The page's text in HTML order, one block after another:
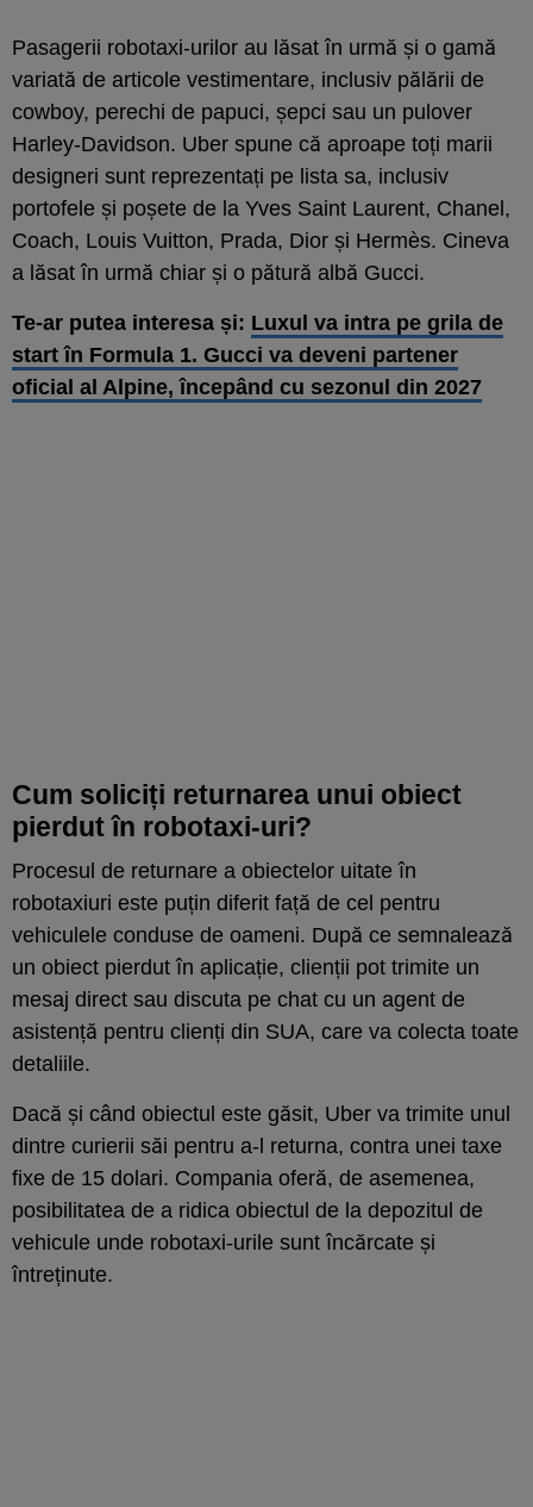
Pasagerii robotaxi-urilor au lăsat în urmă și o gamă
variată de articole vestimentare, inclusiv pălării de
cowboy, perechi de papuci, șepci sau un pulover
Harley-Davidson. Uber spune că aproape toți marii
designeri sunt reprezentați pe lista sa, inclusiv
portofele și poșete de la Yves Saint Laurent, Chanel,
Coach, Louis Vuitton, Prada, Dior și Hermès. Cineva
a lăsat în urmă chiar și o pătură albă Gucci.
Te-ar putea interesa și: Luxul va intra pe grila de
start în Formula 1. Gucci va deveni partener
oficial al Alpine, începând cu sezonul din 2027
Cum soliciți returnarea unui obiect
pierdut în robotaxi-uri?
Procesul de returnare a obiectelor uitate în
robotaxiuri este puțin diferit față de cel pentru
vehiculele conduse de oameni. După ce semnalează
un obiect pierdut în aplicație, clienții pot trimite un
mesaj direct sau discuta pe chat cu un agent de
asistență pentru clienți din SUA, care va colecta toate
detaliile.
Dacă și când obiectul este găsit, Uber va trimite unul
dintre curierii săi pentru a-l returna, contra unei taxe
fixe de 15 dolari. Compania oferă, de asemenea,
posibilitatea de a ridica obiectul de la depozitul de
vehicule unde robotaxi-urile sunt încărcate și
întreținute.